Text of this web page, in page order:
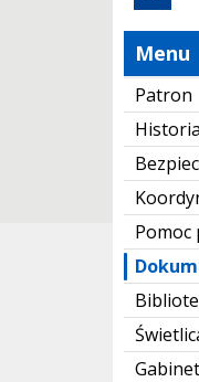
Menu
Patron
Historia
Pomoc